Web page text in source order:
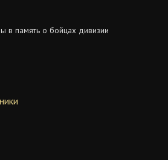
в память о бойцах дивизии